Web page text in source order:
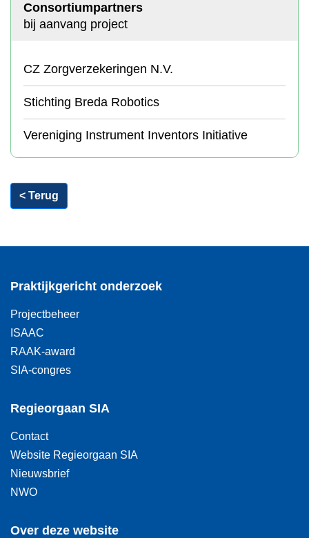
Consortiumpartners
bij aanvang project
CZ Zorgverzekeringen N.V.
Stichting Breda Robotics
Vereniging Instrument Inventors Initiative
< Terug
Praktijkgericht onderzoek
Projectbeheer
ISAAC
RAAK-award
SIA-congres
Regieorgaan SIA
Contact
Website Regieorgaan SIA
Nieuwsbrief
NWO
Over deze website